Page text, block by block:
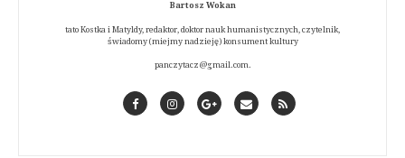
Bartosz Wokan
tato Kostka i Matyldy, redaktor, doktor nauk humanistycznych, czytelnik,
świadomy (miejmy nadzieję) konsument kultury
panczytacz@gmail.com.
FacebookInstagramGooglePlus
ContactRSS